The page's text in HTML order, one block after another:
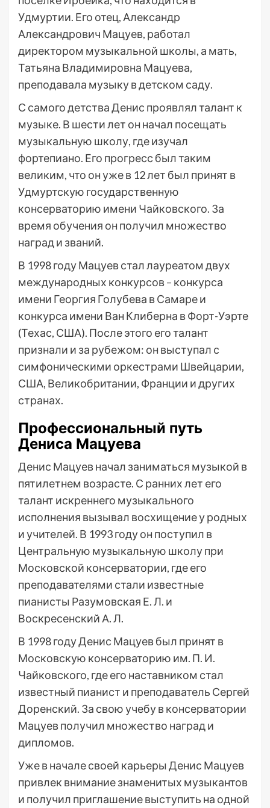
Удмуртии. Его отец, Александр
Александрович Мацуев, работал
директором музыкальной школы, а мать,
Татьяна Владимировна Мацуева,
преподавала музыку в детском саду.
С самого детства Денис проявлял талант к
музыке. В шести лет он начал посещать
музыкальную школу, где изучал
фортепиано. Его прогресс был таким
великим, что он уже в 12 лет был принят в
Удмуртскую государственную
консерваторию имени Чайковского. За
время обучения он получил множество
наград и званий.
В 1998 году Мацуев стал лауреатом двух
международных конкурсов – конкурса
имени Георгия Голубева в Самаре и
конкурса имени Ван Клиберна в Форт-Уэрте
(Техас, США). После этого его талант
признали и за рубежом: он выступал с
симфоническими оркестрами Швейцарии,
США, Великобритании, Франции и других
странах.
Профессиональный путь
Дениса Мацуева
Денис Мацуев начал заниматься музыкой в
пятилетнем возрасте. С ранних лет его
талант искреннего музыкального
исполнения вызывал восхищение у родных
и учителей. В 1993 году он поступил в
Центральную музыкальную школу при
Московской консерватории, где его
преподавателями стали известные
пианисты Разумовская Е. Л. и
Воскресенский А. Л.
В 1998 году Денис Мацуев был принят в
Московскую консерваторию им. П. И.
Чайковского, где его наставником стал
известный пианист и преподаватель Сергей
Доренский. За свою учебу в консерватории
Мацуев получил множество наград и
дипломов.
Уже в начале своей карьеры Денис Мацуев
привлек внимание знаменитых музыкантов
и получил приглашение выступить на одной